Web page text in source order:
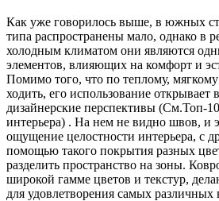
Как уже говорилось выше, в южных
типа распространены мало, однако в
холодным климатом они являются
элементов, влияющих на комфорт и
Помимо того, что по теплому,
ходить, его использование открывает
дизайнерские перспективы (См.Топ-
интерьера) . На нем не видно швов, и
ощущение целостности интерьера, с
помощью такого покрытия разных
разделить пространство на зоны.
широкой гамме цветов и текстур,
для удовлетворения самых различных